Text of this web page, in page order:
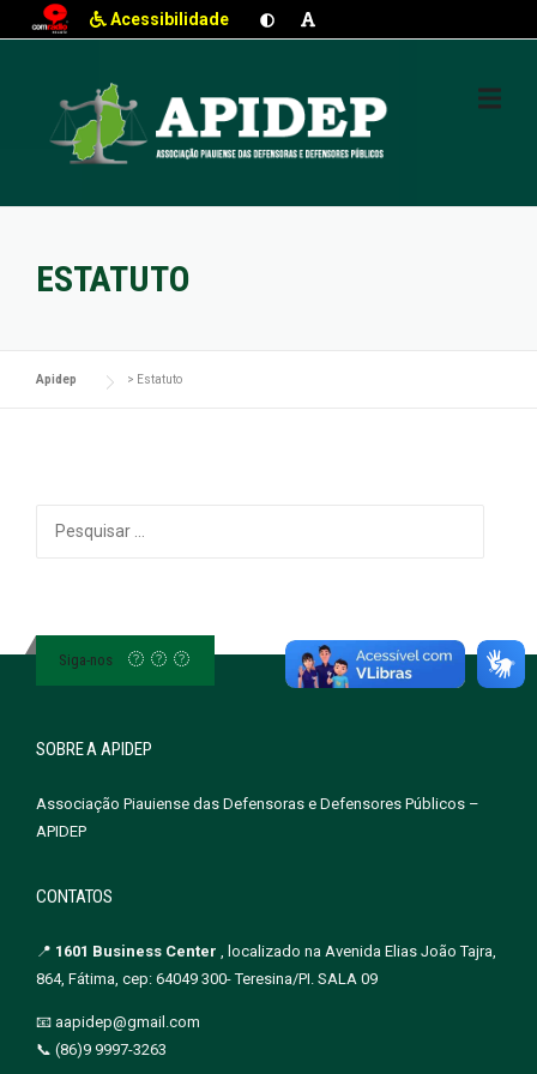
Acessibilidade
ESTATUTO
Apidep > Estatuto
por:
Siga-nos
SOBRE A APIDEP
Associação Piauiense das Defensoras e Defensores Públicos –
APIDEP
CONTATOS
📍 1601 Business Center , localizado na Avenida Elias João Tajra,
864, Fátima, cep: 64049 300- Teresina/PI. SALA 09
📧 aapidep@gmail.com
📞 (86)9 9997-3263